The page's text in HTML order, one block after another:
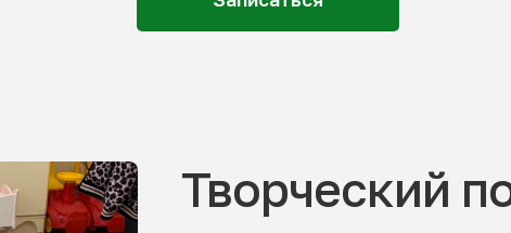
Творческий